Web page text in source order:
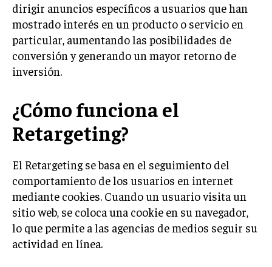
AGENCIAS DE MARKETING
AGENCIAS DE POSICIONAMIENTO WEB SEO
VENTA DE ENLACES
MARKETING DIGITAL
VENTAS Y PERSUASIÓN
GESTIÓN DE PRODUCTOS
COMUNICACIÓN CORPORATIVA
GESTIÓN DE MARCA
INVESTIGACIÓN DE MERCADO
ANÁLISIS DE COMPETENCIA
dirigir anuncios específicos a usuarios que han
mostrado interés en un producto o servicio en
particular, aumentando las posibilidades de
conversión y generando un mayor retorno de
inversión.
¿Cómo funciona el
Retargeting?
El Retargeting se basa en el seguimiento del
comportamiento de los usuarios en internet
mediante cookies. Cuando un usuario visita un
sitio web, se coloca una cookie en su navegador,
lo que permite a las agencias de medios seguir su
actividad en línea.